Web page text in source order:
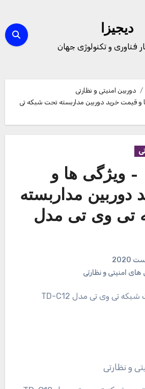
دیجیزا
فناوری و تکنولوژی جهان
دوربین امنیتی و نظارتی
قیمت خرید دوربین مداربسته تحت شبکه تی
ویژگی ها و
دوربین مداربسته
تی وی تی مدل
های امنیتی و نظارتی
و نظارتی